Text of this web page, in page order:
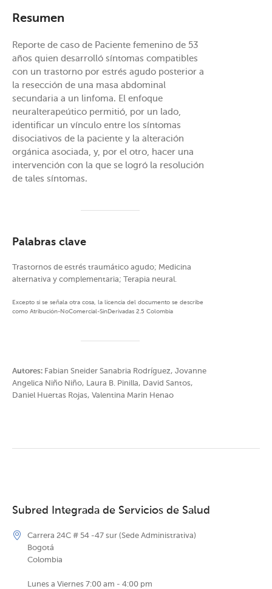
Resumen
Reporte de caso de Paciente femenino de 53
años quien desarrolló síntomas compatibles
con un trastorno por estrés agudo posterior a
la resección de una masa abdominal
secundaria a un linfoma. El enfoque
neuralterapeútico permitió, por un lado,
identificar un vínculo entre los síntomas
disociativos de la paciente y la alteración
orgánica asociada, y, por el otro, hacer una
intervención con la que se logró la resolución
de tales síntomas.
Palabras clave
Trastornos de estrés traumático agudo; Medicina
alternativa y complementaria; Terapia neural.
Excepto si se señala otra cosa, la licencia del documento se describe
como Atribución-NoComercial-SinDerivadas 2.5 Colombia
Autores: Fabian Sneider Sanabria Rodríguez, Jovanne
Angelica Niño Niño, Laura B. Pinilla, David Santos,
Daniel Huertas Rojas, Valentina Marin Henao
Subred Integrada de Servicios de Salud
Carrera 24C # 54 -47 sur (Sede Administrativa)
Bogotá
Colombia
Lunes a Viernes 7:00 am - 4:00 pm